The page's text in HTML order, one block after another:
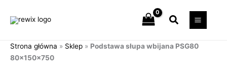
Szukaj
Strona główna » Sklep » Podstawa słupa wbijana PSG80
80x150x750